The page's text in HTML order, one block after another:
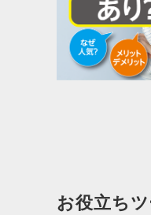
お役立ち